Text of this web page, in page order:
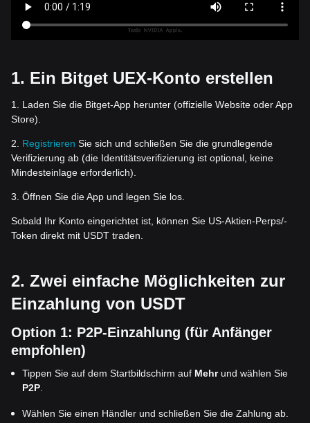
1. Ein Bitget UEX-Konto erstellen
1. Laden Sie die Bitget-App herunter (offizielle Website oder App
Store).
2. Registrieren Sie sich und schließen Sie die grundlegende
Verifizierung ab (die Identitätsverifizierung ist optional, keine
Mindesteinlage erforderlich).
3. Öffnen Sie die App und legen Sie los.
Sobald Ihr Konto eingerichtet ist, können Sie US-Aktien-Perps/-
Token direkt mit USDT traden.
2. Zwei einfache Möglichkeiten zur
Einzahlung von USDT
Option 1: P2P-Einzahlung (für Anfänger
empfohlen)
Tippen Sie auf dem Startbildschirm auf Mehrund wählen Sie
P2P.
Wählen Sie einen Händler und schließen Sie die Zahlung ab.